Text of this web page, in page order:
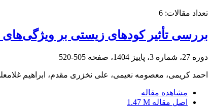
تعداد مقالات: 6
بررسی تأثیر کودهای زیستی بر ویژگی‌های
دوره 27، شماره 3، پاییز 1404، صفحه 505-520
احمد کریمی، معصومه نعیمی، علی نخزری مقدم، ابراهیم
مشاهده مقاله
اصل مقاله 1.47 M